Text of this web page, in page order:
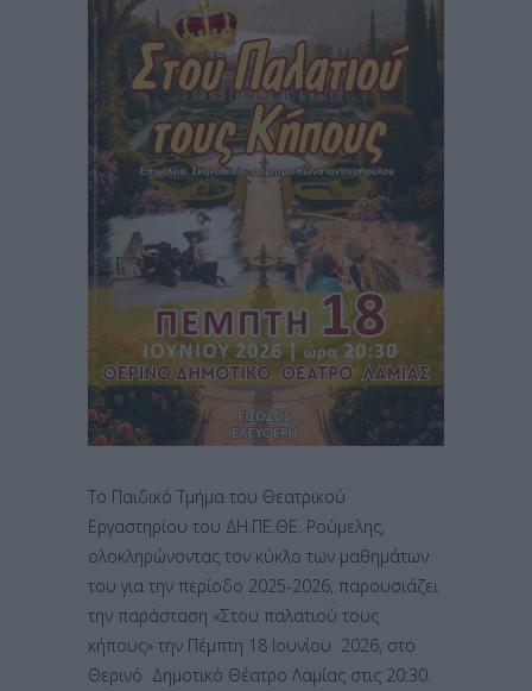
Το Παιδικό Τμήμα του Θεατρικού
Εργαστηρίου του ΔΗ.ΠΕ.ΘΕ. Ρούμελης,
ολοκληρώνοντας τον κύκλο των μαθημάτων
του για την περίοδο 2025-2026, παρουσιάζει
την παράσταση «Στου παλατιού τους
κήπους» την Πέμπτη 18 Ιουνίου 2026, στο
Θερινό Δημοτικό Θέατρο Λαμίας στις 20:30.